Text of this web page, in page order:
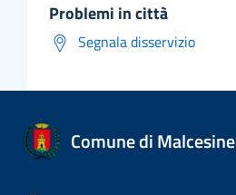
problemi in città
Segnala disservizio
Comune di Malcesine